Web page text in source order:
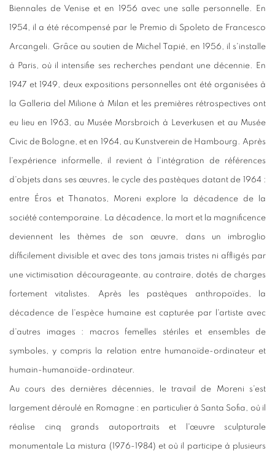
Biennales de Venise et en 1956 avec une salle personnelle. En
1954, il a été récompensé par le Premio di Spoleto de Francesco
Arcangeli. Grâce au soutien de Michel Tapié, en 1956, il s'installe
à Paris, où il intensifie ses recherches pendant une décennie. En
1947 et 1949, deux expositions personnelles ont été organisées à
la Galleria del Milione à Milan et les premières rétrospectives ont
eu lieu en 1963, au Musée Morsbroich à Leverkusen et au Musée
Civic de Bologne, et en 1964, au Kunstverein de Hambourg. Après
l'expérience informelle, il revient à l'intégration de références
d'objets dans ses œuvres, le cycle des pastèques datant de 1964 :
entre Éros et Thanatos, Moreni explore la décadence de la
société contemporaine. La décadence, la mort et la magnificence
deviennent les thèmes de son œuvre, dans un imbroglio
difficilement divisible et avec des tons jamais tristes ni affligés par
une victimisation décourageante, au contraire, dotés de charges
fortement vitalistes. Après les pastèques anthropoïdes, la
décadence de l'espèce humaine est capturée par l'artiste avec
d'autres images : macros femelles stériles et ensembles de
symboles, y compris la relation entre humanoïde-ordinateur et
humain-humanoïde-ordinateur.
Au cours des dernières décennies, le travail de Moreni s'est
largement déroulé en Romagne : en particulier à Santa Sofia, où il
réalise cinq grands autoportraits et l'œuvre sculpturale
monumentale La mistura (1976-1984) et où il participe à plusieurs